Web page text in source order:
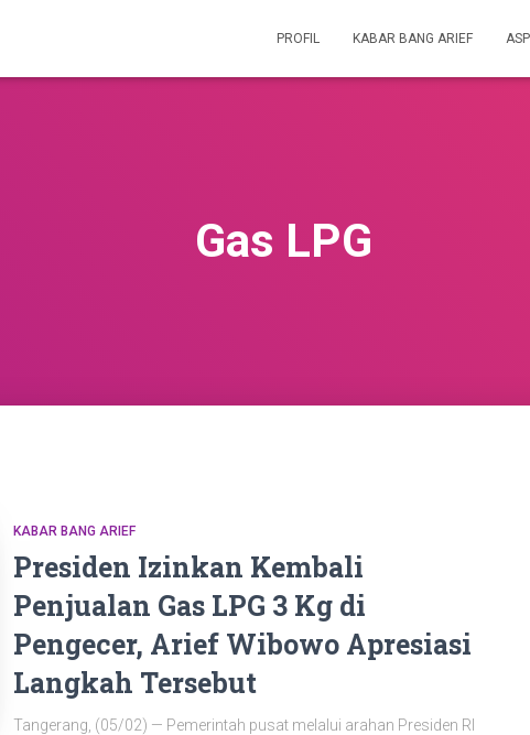
PROFIL KABAR BANG ARIEF
Gas LPG
KABAR BANG ARIEF
Presiden Izinkan Kembali
Penjualan Gas LPG 3 Kg di
Pengecer, Arief Wibowo Apresiasi
Langkah Tersebut
Tangerang, (05/02) — Pemerintah pusat melalui arahan Presiden RI